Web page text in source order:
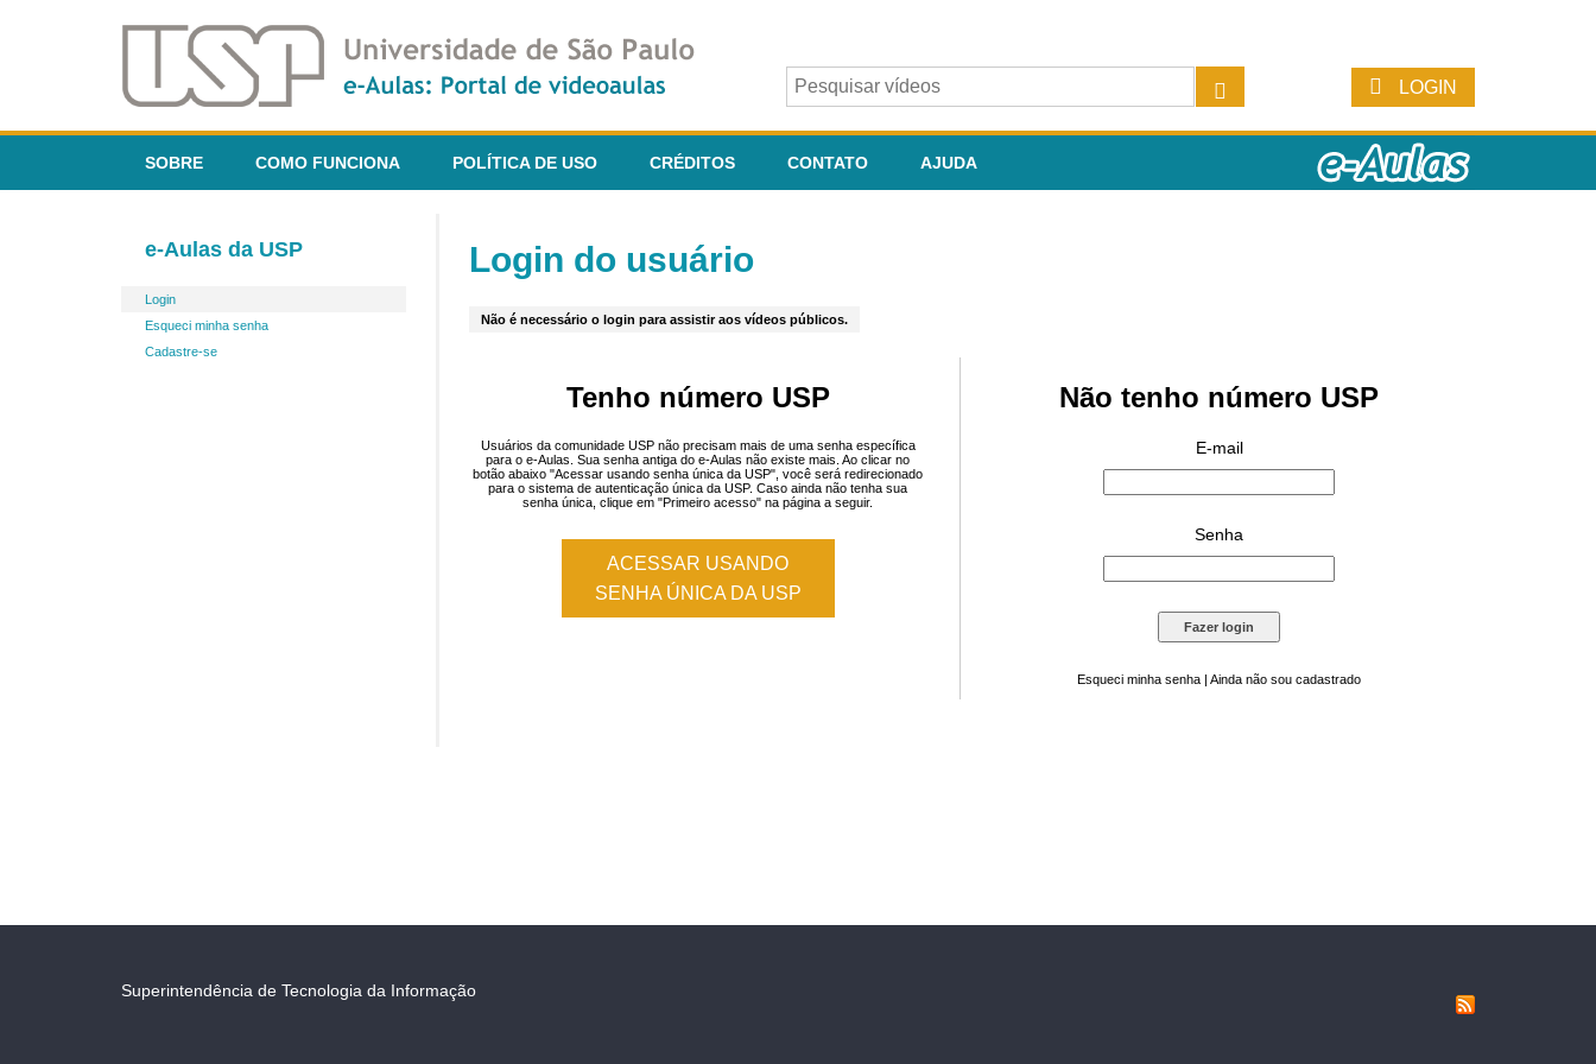
LOGIN
SOBRE COMO FUNCIONA POLÍTICA DE USO CRÉDITOS CONTATO AJUDA
e-Aulas da USP
Login
Esqueci minha senha
Cadastre-se
Login do usuário
Não é necessário o login para assistir aos vídeos públicos.
Tenho número USP
Usuários da comunidade USP não precisam mais de uma senha específica
para o e-Aulas. Sua senha antiga do e-Aulas não existe mais. Ao clicar no
botão abaixo "Acessar usando senha única da USP", você será redirecionado
para o sistema de autenticação única da USP. Caso ainda não tenha sua
senha única, clique em "Primeiro acesso" na página a seguir.
ACESSAR USANDO
SENHA ÚNICA DA USP
Não tenho número USP
E-mail
Senha
Esqueci minha senha | Ainda não sou cadastrado
Superintendência de Tecnologia da Informação